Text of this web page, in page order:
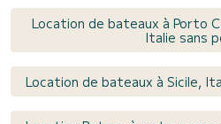
Location de bateaux à Porto
Italie sans
Location de bateaux à Sicile,